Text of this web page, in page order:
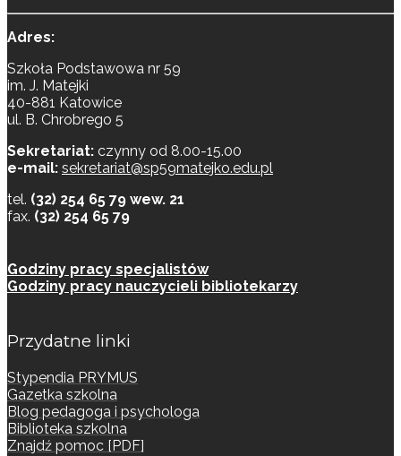
Adres:
Szkoła Podstawowa nr 59
im. J. Matejki
40-881 Katowice
ul. B. Chrobrego 5
Sekretariat: czynny od 8.00-15.00
e-mail: sekretariat@sp59matejko.edu.pl
tel. (32) 254 65 79 wew. 21
fax. (32) 254 65 79
Godziny pracy specjalistów
Godziny pracy nauczycieli bibliotekarzy
Przydatne linki
Stypendia PRYMUS
Gazetka szkolna
Blog pedagoga i psychologa
Biblioteka szkolna
Znajdź pomoc [PDF]